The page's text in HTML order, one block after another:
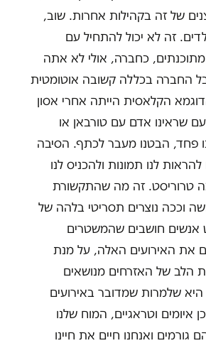
של זה בקהילות אחרות. שוב,
זה לא יכול להתחיל עם
כחברה, אולי לא אתה
החברה בכללה קשובה אוטומטית
הקלאסית הייתה אחרי אסון
שראינו אדם עם טורבאן או
פחד, הבטנו מעבר לכתף. הסיבה
לנו תמונות ולהכניס לנו
טרוריסט. זה מה שהתקשורת
וככה נוצרים תסריטי בלהה של
אנשים חושבים שהמשטרים
את האירועים האלה, על מנת
הלב של האזרחים מנושאים
שלמרות שמדובר באירועים
איומים וטראגיים, המוח שלנו
גורמים ואנחנו חיים את חיינו